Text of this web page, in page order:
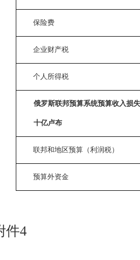
保险费
企业财产税
个人所得税
俄罗斯联邦预算系统预算收入损
十亿卢布
联邦和地区预算（利润税）
预算外资金
件4